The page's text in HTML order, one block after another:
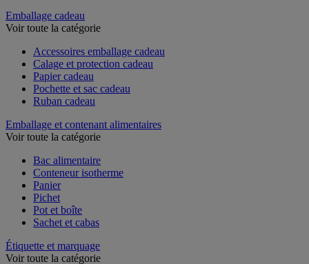
Emballage cadeau
Accessoires emballage cadeau
Calage et protection cadeau
Papier cadeau
Pochette et sac cadeau
Emballage et contenant alimentaires
Bac alimentaire
Conteneur isotherme
Panier
Pichet
Pot et boîte
Étiquette et marquage